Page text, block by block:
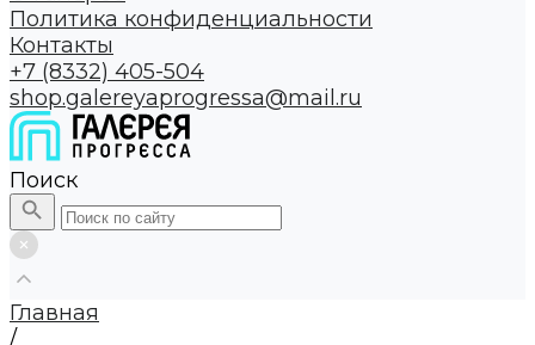
Политика конфиденциальности
Контакты
+7 (8332) 405-504
shop.galereyaprogressa@mail.ru
Поиск
Главная
/